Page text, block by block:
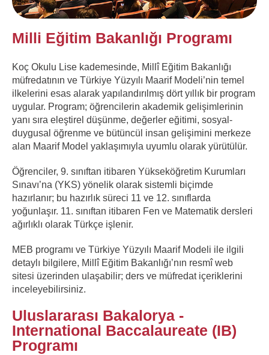
Milli Eğitim Bakanlığı Programı
Koç Okulu Lise kademesinde, Millî Eğitim Bakanlığı
müfredatının ve Türkiye Yüzyılı Maarif Modeli’nin temel
ilkelerini esas alarak yapılandırılmış dört yıllık bir program
uygular. Program; öğrencilerin akademik gelişimlerinin
yanı sıra eleştirel düşünme, değerler eğitimi, sosyal-
duygusal öğrenme ve bütüncül insan gelişimini merkeze
alan Maarif Model yaklaşımıyla uyumlu olarak yürütülür.
Öğrenciler, 9. sınıftan itibaren Yükseköğretim Kurumları
Sınavı’na (YKS) yönelik olarak sistemli biçimde
hazırlanır; bu hazırlık süreci 11 ve 12. sınıflarda
yoğunlaşır. 11. sınıftan itibaren Fen ve Matematik dersleri
ağırlıklı olarak Türkçe işlenir.
MEB programı ve Türkiye Yüzyılı Maarif Modeli ile ilgili
detaylı bilgilere, Millî Eğitim Bakanlığı’nın resmî web
sitesi üzerinden ulaşabilir; ders ve müfredat içeriklerini
inceleyebilirsiniz.
Uluslararası Bakalorya -
International Baccalaureate (IB)
Programı